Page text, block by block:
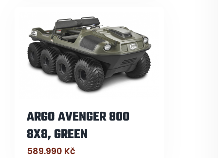
ARGO AVENGER 800
8X8, GREEN
589.990 Kč